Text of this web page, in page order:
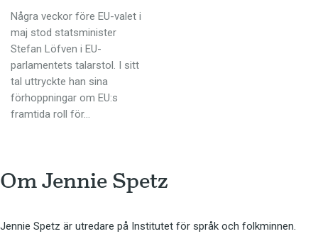
Podden
Anmäl till språkpolisen
Föreslå nyord
Annonsera
Prenumerera
Press
Några veckor före EU-valet i
maj stod statsminister
Stefan Löfven i EU-
parlamentets talarstol. I sitt
tal uttryckte han sina
förhoppningar om EU:s
framtida roll för…
Om Jennie Spetz
Jennie Spetz är utredare på Institutet för språk och folkminnen.